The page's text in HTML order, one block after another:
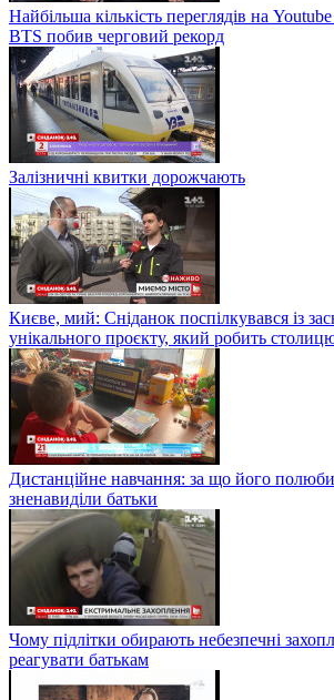
Найбільша кількість переглядів на
BTS побив черговий рекорд
Залізничні квитки дорожчають
Києве, мий: Сніданок поспілкувався із
унікального проєкту, який робить
Дистанційне навчання: за що його
зненавиділи батьки
Чому підлітки обирають небезпечні
реагувати батькам